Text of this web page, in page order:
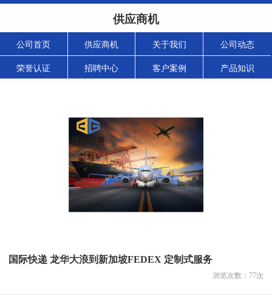
供应商机
公司首页 供应商机 关于我们 公司动态
荣誉认证 招聘中心 客户案例 产品知识
国际快递 龙华大浪到新加坡FEDEX 定制式服务
浏览次数： 77次